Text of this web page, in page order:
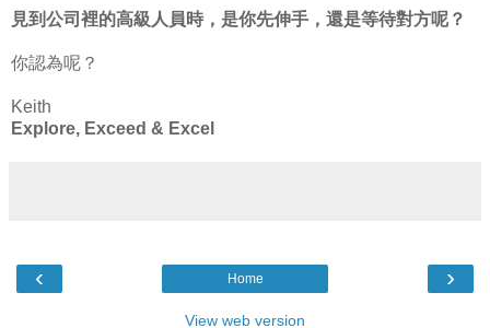
見到公司裡的高級人員時，是你先伸手，還是等待對方呢？
你認為呢？
Keith
Explore, Exceed & Excel
‹ ›
Home
View web version